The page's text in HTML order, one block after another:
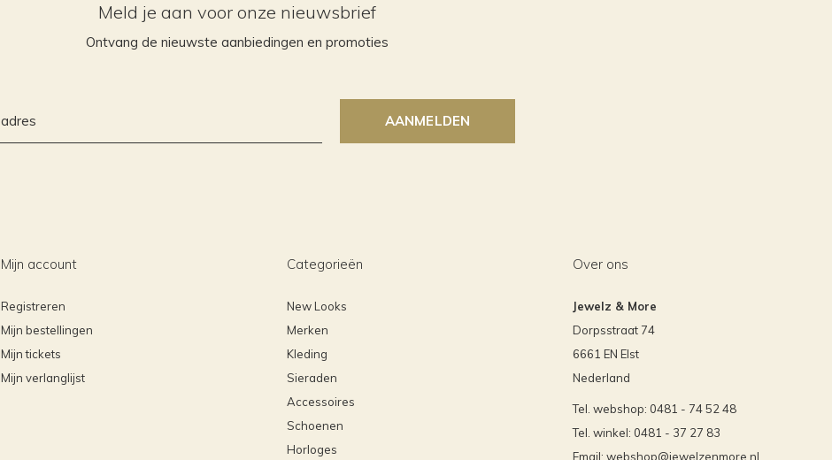
Meld je aan voor onze nieuwsbrief
Ontvang de nieuwste aanbiedingen en promoties
AANMELDEN
Mijn account
Registreren
Mijn bestellingen
Mijn tickets
Mijn verlanglijst
Categorieën
New Looks
Merken
Kleding
Sieraden
Accessoires
Schoenen
Horloges
Over ons
Jewelz & More
Dorpsstraat 74
6661 EN Elst
Nederland
Tel. webshop: 0481 - 74 52 48
Tel. winkel: 0481 - 37 27 83
Email: webshop@jewelzenmore.nl